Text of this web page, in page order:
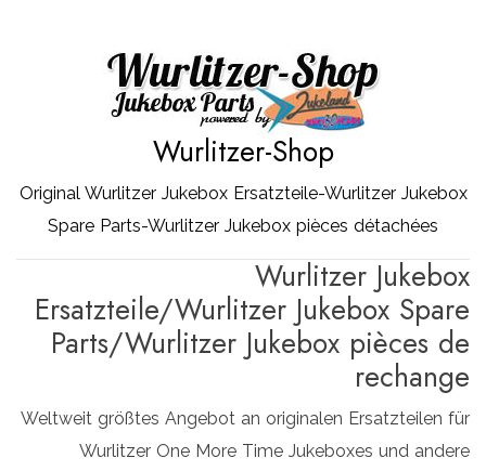
Wurlitzer-Shop
Original Wurlitzer Jukebox Ersatzteile-Wurlitzer Jukebox
Spare Parts-Wurlitzer Jukebox pièces détachées
Wurlitzer Jukebox
Ersatzteile/Wurlitzer Jukebox Spare
Parts/Wurlitzer Jukebox pièces de
rechange
Weltweit größtes Angebot an originalen Ersatzteilen für
Wurlitzer One More Time Jukeboxes und andere